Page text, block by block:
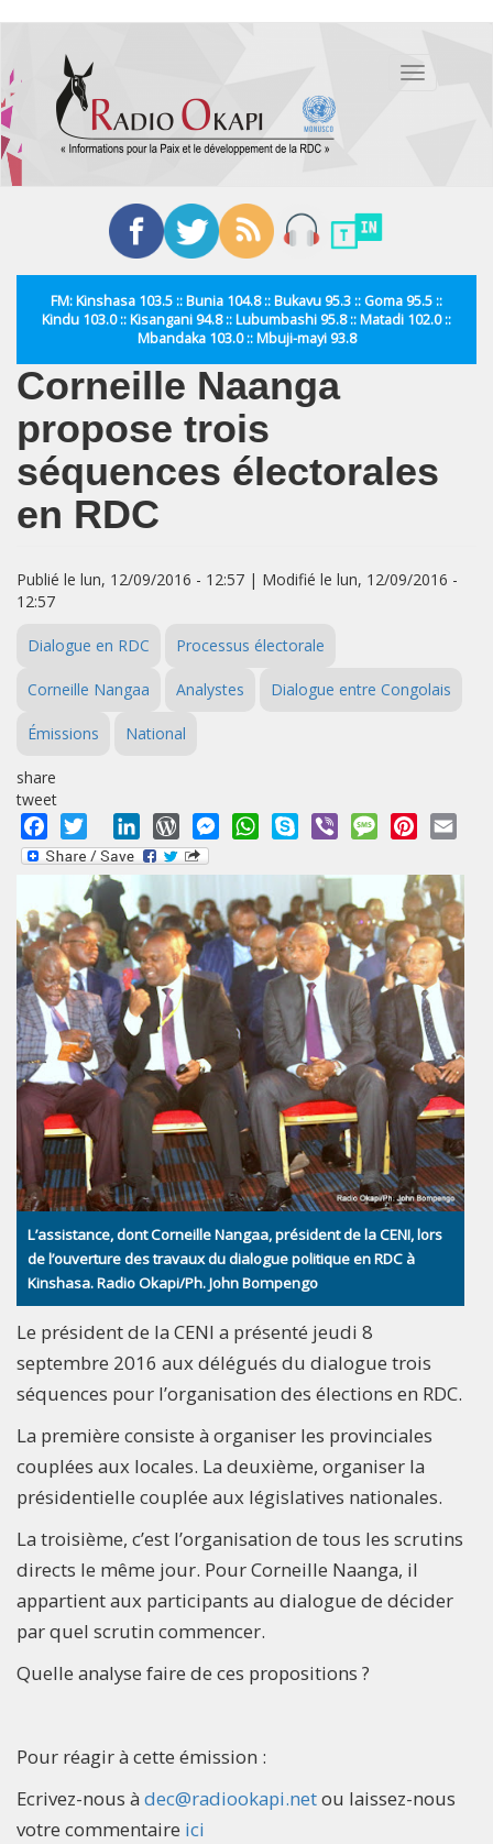
contenu
principal
Toggle
FM: Kinshasa 103.5 :: Bunia 104.8 :: Bukavu 95.3 :: Goma 95.5 ::
Kindu 103.0 :: Kisangani 94.8 :: Lubumbashi 95.8 :: Matadi 102.0 ::
Mbandaka 103.0 :: Mbuji-mayi 93.8
Corneille Naanga
propose trois
séquences électorales
en RDC
Publié le lun, 12/09/2016 - 12:57 | Modifié le lun, 12/09/2016 -
12:57
Dialogue en RDC Processus électorale
Corneille Nangaa Analystes Dialogue entre Congolais
Émissions National
share
tweet
Facebook
Twitter LinkedInWordPressMessengerWhatsApp
Skype Viber MessagePinterest
L’assistance, dont Corneille Nangaa, président de la CENI, lors
de l’ouverture des travaux du dialogue politique en RDC à
Kinshasa. Radio Okapi/Ph. John Bompengo
Le président de la CENI a présenté jeudi 8
septembre 2016 aux délégués du dialogue trois
séquences pour l’organisation des élections en RDC.
La première consiste à organiser les provinciales
couplées aux locales. La deuxième, organiser la
présidentielle couplée aux législatives nationales.
La troisième, c’est l’organisation de tous les scrutins
directs le même jour. Pour Corneille Naanga, il
appartient aux participants au dialogue de décider
par quel scrutin commencer.
Quelle analyse faire de ces propositions ?
Pour réagir à cette émission :
Ecrivez-nous à dec@radiookapi.netou laissez-nous
votre commentaire ici